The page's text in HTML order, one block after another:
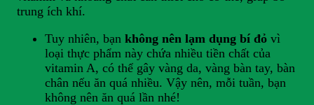
trung ích khí.
Tuy nhiên, bạn không nên lạm dụng bí đỏvì
loại thực phẩm này chứa nhiều tiền chất của
vitamin A, có thể gây vàng da, vàng bàn tay, bàn
chân nếu ăn quá nhiều. Vậy nên, mỗi tuần, bạn
không nên ăn quá lần nhé!